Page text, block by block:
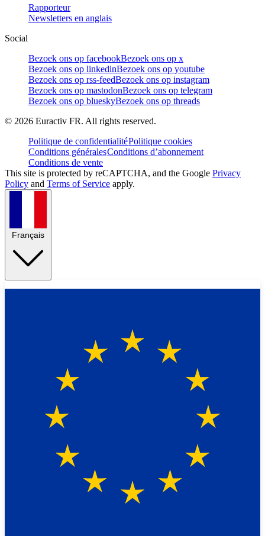
Rapporteur
Newsletters en anglais
Social
Bezoek ons op facebookBezoek ons op x
Bezoek ons op linkedinBezoek ons op youtube
Bezoek ons op rss-feedBezoek ons op instagram
Bezoek ons op mastodonBezoek ons op telegram
Bezoek ons op blueskyBezoek ons op threads
© 2026 Euractiv FR. All rights reserved.
Politique de confidentialitéPolitique cookies
Conditions généralesConditions d’abonnement
Conditions de vente
This site is protected by reCAPTCHA, and the Google Privacy
Policy and Terms of Service apply.
Français